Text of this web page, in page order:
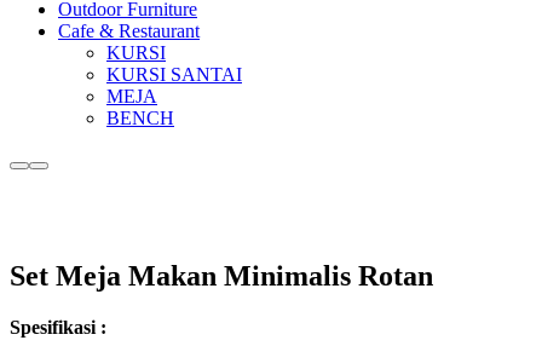
Outdoor Furniture
Cafe & Restaurant
KURSI
KURSI SANTAI
MEJA
BENCH
MoreMain
Set Meja Makan Minimalis Rotan
Spesifikasi :